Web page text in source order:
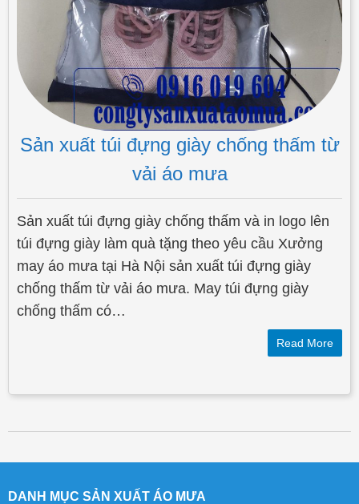
DANH MỤC SẢN XUẤT ÁO MƯA
Sản xuất túi đựng giày chống thấm từ
vải áo mưa
Sản xuất túi đựng giày chống thấm và in logo lên
túi đựng giày làm quà tặng theo yêu cầu Xưởng
may áo mưa tại Hà Nội sản xuất túi đựng giày
chống thấm từ vải áo mưa. May túi đựng giày
chống thấm có…
Read More
Post navigation